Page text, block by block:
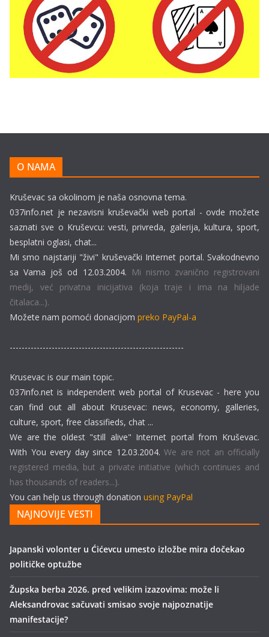
O NAMA
Kruševac sa okolinom je naša osnovna tema.
037info.net je nezavisni kruševački web portal - ovde možete
saznati sve o Kruševcu: vesti, privreda, galerija, kultura, sport,
besplatni oglasi, chat...
Mi smo najstariji "živi" kruševački Internet portal. Svakodnevno
sa Vama još od 12.03.2004. Mi nismo zvanično registrovani
medij, već privatna inicijativa (koja traje i ima na hiljade
čitalaca...).
Možete nam pomoći donacijom preko PayPal-a
----------------------------------------------------------
Krusevac is our main topic.
037info.net is independent web portal of Krusevac - here you
can find out all about Krusevac: news, economy, galleries,
culture, sport, free classifieds, chat ...
We are the oldest "still alive" Internet portal from Kruševac.
With You every day since 12.03.2004. We are not an officially
registered media, but a private initiative (which continues and
has thousands of readers...).
You can help us through donation using PayPal
NAJNOVIJE VESTI
Japanski volonter u Ćićevcu umesto izložbe mira dočekao
političke optužbe
Župska berba 2026. pred velikim izazovima: može li
Aleksandrovac sačuvati smisao svoje najpoznatije
manifestacije?